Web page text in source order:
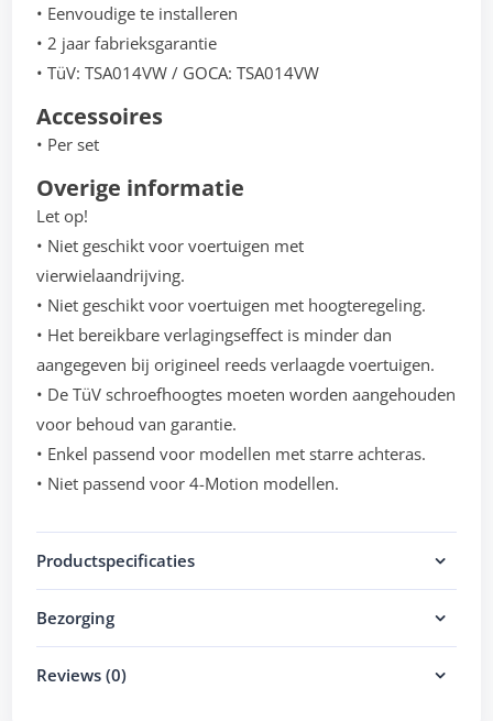
• Eenvoudige te installeren
• 2 jaar fabrieksgarantie
• TüV: TSA014VW / GOCA: TSA014VW
Accessoires
• Per set
Overige informatie
Let op!
• Niet geschikt voor voertuigen met
vierwielaandrijving.
• Niet geschikt voor voertuigen met hoogteregeling.
• Het bereikbare verlagingseffect is minder dan
aangegeven bij origineel reeds verlaagde voertuigen.
• De TüV schroefhoogtes moeten worden aangehouden
voor behoud van garantie.
• Enkel passend voor modellen met starre achteras.
• Niet passend voor 4-Motion modellen.
Productspecificaties
Bezorging
Reviews (0)